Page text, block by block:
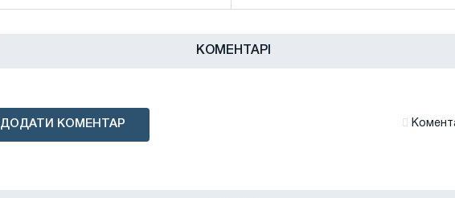
КОМЕНТАРІ
ДОДАТИ КОМЕНТАР